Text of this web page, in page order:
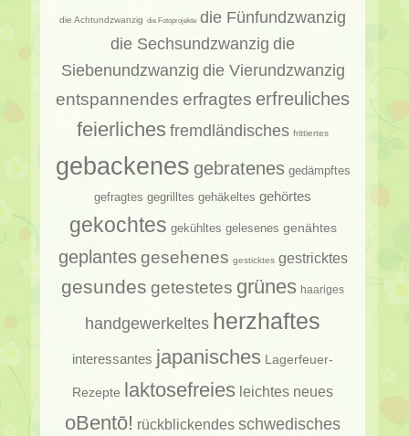
die Achtundzwanzig die Fotoprojekte die Fünfundzwanzig
die Sechsundzwanzig die
Siebenundzwanzig die Vierundzwanzig
entspannendes erfragtes erfreuliches
feierliches fremdländisches frittiertes
gebackenes gebratenes gedämpftes
gefragtes gegrilltes gehäkeltes gehörtes
gekochtes gekühltes gelesenes genähtes
geplantesgesehenes gesticktes gestricktes
gesundes getestetes grünes haariges
handgewerkeltes herzhaftes
interessantes japanisches Lagerfeuer-
Rezepte laktosefreies leichtes neues
oBentō! rückblickendes schwedisches